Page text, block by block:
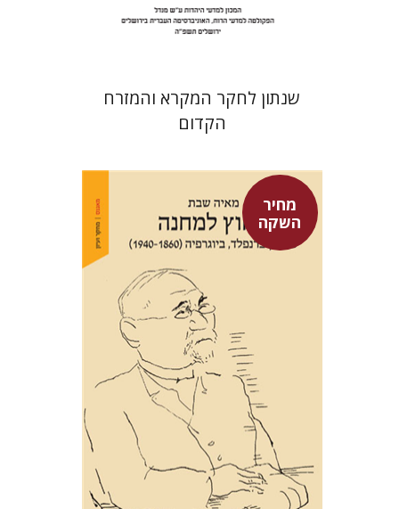
$46
$41
שנתון לחקר המקרא והמזרח
הקדום
מחיר
השקה
מאיה שבת
מחיר השקה
$42
$29